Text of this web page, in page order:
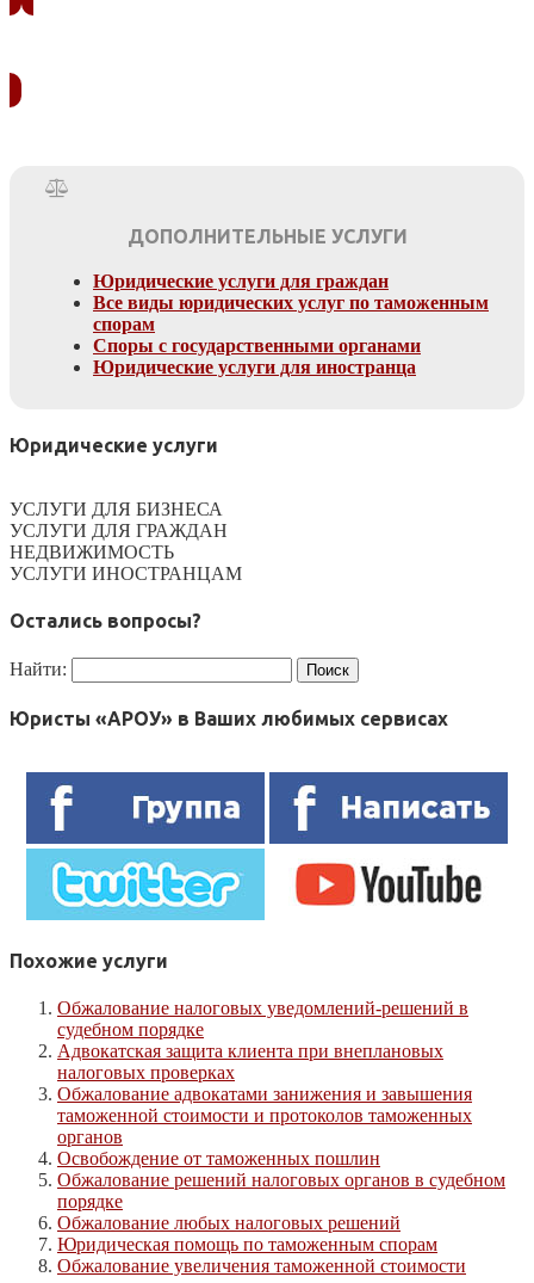
ДОПОЛНИТЕЛЬНЫЕ УСЛУГИ
Юридические услуги для граждан
Все виды юридических услуг по таможенным
спорам
Споры с государственными органами
Юридические услуги для иностранца
Юридические услуги
УСЛУГИ ДЛЯ БИЗНЕСА
УСЛУГИ ДЛЯ ГРАЖДАН
НЕДВИЖИМОСТЬ
УСЛУГИ ИНОСТРАНЦАМ
Остались вопросы?
Найти:
Юристы «АРОУ» в Ваших любимых сервисах
Похожие услуги
Обжалование налоговых уведомлений-решений в
судебном порядке
Адвокатская защита клиента при внеплановых
налоговых проверках
Обжалование адвокатами занижения и завышения
таможенной стоимости и протоколов таможенных
органов
Освобождение от таможенных пошлин
Обжалование решений налоговых органов в судебном
порядке
Обжалование любых налоговых решений
Юридическая помощь по таможенным спорам
Обжалование увеличения таможенной стоимости